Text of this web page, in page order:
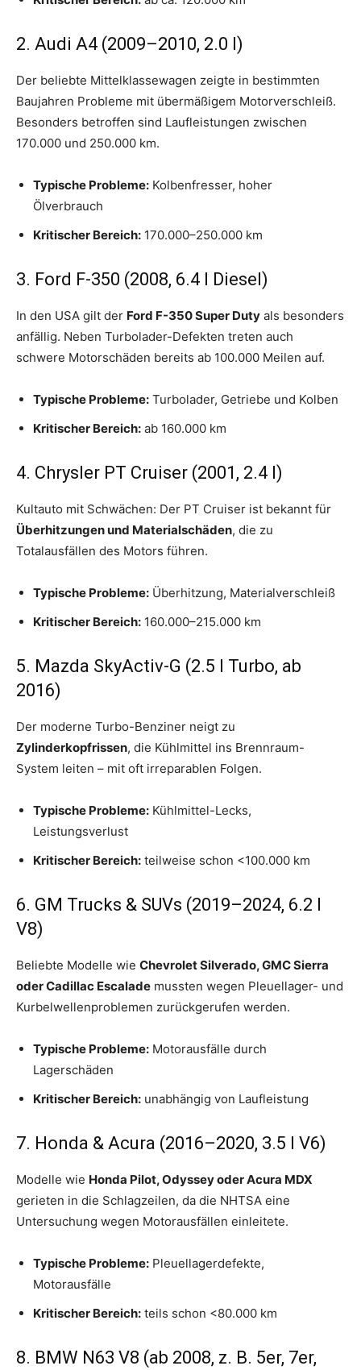
2. Audi A4 (2009–2010, 2.0 l)
Der beliebte Mittelklassewagen zeigte in bestimmten
Baujahren Probleme mit übermäßigem Motorverschleiß.
Besonders betroffen sind Laufleistungen zwischen
170.000 und 250.000 km.
Typische Probleme: Kolbenfresser, hoher
Ölverbrauch
Kritischer Bereich: 170.000–250.000 km
3. Ford F-350 (2008, 6.4 l Diesel)
In den USA gilt der Ford F-350 Super Duty als besonders
anfällig. Neben Turbolader-Defekten treten auch
schwere Motorschäden bereits ab 100.000 Meilen auf.
Typische Probleme: Turbolader, Getriebe und Kolben
Kritischer Bereich: ab 160.000 km
4. Chrysler PT Cruiser (2001, 2.4 l)
Kultauto mit Schwächen: Der PT Cruiser ist bekannt für
Überhitzungen und Materialschäden, die zu
Totalausfällen des Motors führen.
Typische Probleme: Überhitzung, Materialverschleiß
Kritischer Bereich: 160.000–215.000 km
5. Mazda SkyActiv-G (2.5 l Turbo, ab
2016)
Der moderne Turbo-Benziner neigt zu
Zylinderkopfrissen, die Kühlmittel ins Brennraum-
System leiten – mit oft irreparablen Folgen.
Typische Probleme: Kühlmittel-Lecks,
Leistungsverlust
Kritischer Bereich: teilweise schon <100.000 km
6. GM Trucks & SUVs (2019–2024, 6.2 l
V8)
Beliebte Modelle wie Chevrolet Silverado, GMC Sierra
oder Cadillac Escalade mussten wegen Pleuellager- und
Kurbelwellenproblemen zurückgerufen werden.
Typische Probleme: Motorausfälle durch
Lagerschäden
Kritischer Bereich: unabhängig von Laufleistung
7. Honda & Acura (2016–2020, 3.5 l V6)
Modelle wie Honda Pilot, Odyssey oder Acura MDX
gerieten in die Schlagzeilen, da die NHTSA eine
Untersuchung wegen Motorausfällen einleitete.
Typische Probleme: Pleuellagerdefekte,
Motorausfälle
Kritischer Bereich: teils schon <80.000 km
8. BMW N63 V8 (ab 2008, z. B. 5er, 7er,